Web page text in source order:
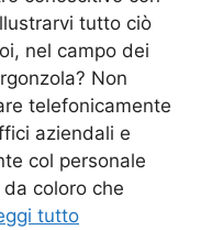
tutto ciò
nel campo dei
Non
telefonicamente
aziendali e
col personale
coloro che
tutto